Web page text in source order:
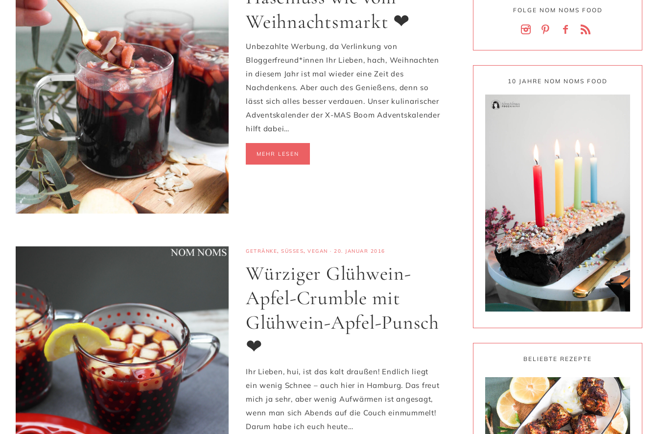
Weihnachtsmarkt ❤
Unbezahlte Werbung, da Verlinkung von
Bloggerfreund*innen Ihr Lieben, hach, Weihnachten
in diesem Jahr ist mal wieder eine Zeit des
Nachdenkens. Aber auch des Genießens, denn so
lässt sich alles besser verdauen. Unser kulinarischer
Adventskalender der X-MAS Boom Adventskalender
hilft dabei…
MEHR LESEN
GETRÄNKE, SÜSSES , VEGAN · 20. JANUAR 2016
Würziger Glühwein-
Apfel-Crumble mit
Glühwein-Apfel-Punsch
❤
Ihr Lieben, hui, ist das kalt draußen! Endlich liegt
ein wenig Schnee – auch hier in Hamburg. Das freut
mich ja sehr, aber wenig Aufwärmen ist angesagt,
wenn man sich Abends auf die Couch einmummelt!
Darum habe ich euch heute…
FOLGE NOM NOMS FOOD
10 JAHRE NOM NOMS FOOD
BELIEBTE REZEPTE